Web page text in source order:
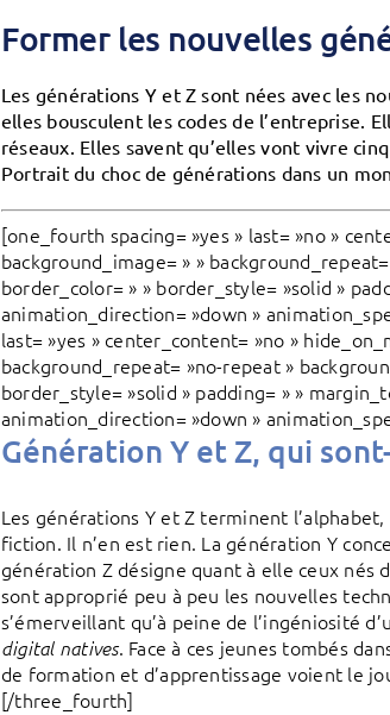
Former les nouvelles
Les générations Y et Z sont nées avec les
elles bousculent les codes de l’entreprise.
réseaux. Elles savent qu’elles vont vivre
Portrait du choc de générations dans un
[one_fourth spacing= »yes » last= »no »
background_image= » »
border_color= » » border_style= »solid »
animation_direction= »down »
last= »yes » center_content= »no »
background_repeat= »no-repeat »
border_style= »solid » padding= » »
animation_direction= »down »
Génération Y et Z, qui
Les générations Y et Z terminent
fiction. Il n’en est rien. La génération Y
génération Z désigne quant à elle ceux nés
sont approprié peu à peu les nouvelles
s’émerveillant qu’à peine de l’ingéniosité
digital natives. Face à ces jeunes tombés
de formation et d’apprentissage voient le
[/three_fourth]